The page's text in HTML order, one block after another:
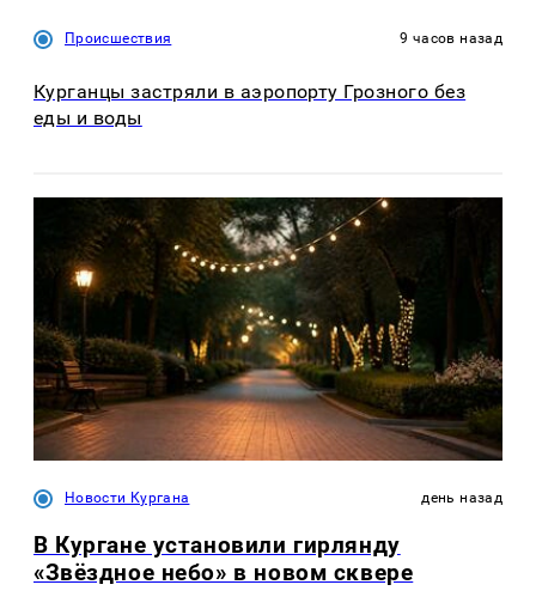
Происшествия 9 часов назад
Курганцы застряли в аэропорту Грозного без
еды и воды
Новости Кургана день назад
В Кургане установили гирлянду
«Звёздное небо» в новом сквере